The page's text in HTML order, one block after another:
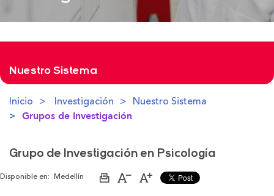
Nuestro Sistema
Inicio Investigación Nuestro Sistema
Grupos de Investigación
Grupo de Investigación en Psicología
Disponible en: Medellín
ImprimirAumentarDisminuir